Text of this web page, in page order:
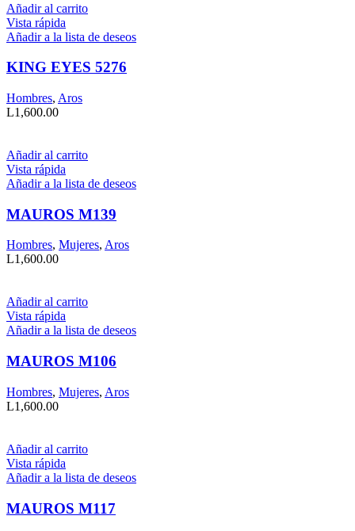
Añadir al carrito
Vista rápida
Añadir a la lista de deseos
KING EYES 5276
Hombres, Aros
L1,600.00
Añadir al carrito
Vista rápida
Añadir a la lista de deseos
MAUROS M139
Hombres, Mujeres, Aros
L1,600.00
Añadir al carrito
Vista rápida
Añadir a la lista de deseos
MAUROS M106
Hombres, Mujeres, Aros
L1,600.00
Añadir al carrito
Vista rápida
Añadir a la lista de deseos
MAUROS M117